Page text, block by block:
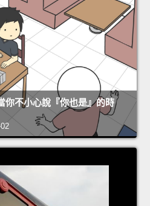
你不小心說『你也是』的時